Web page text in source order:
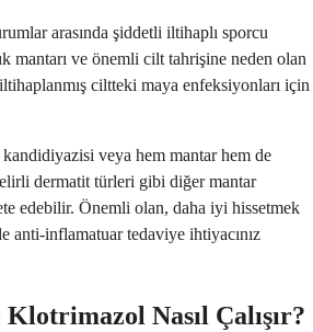
arasında şiddetli iltihaplı sporcu
mantarı ve önemli cilt tahrişine neden olan
ciltteki maya enfeksiyonları için
veya hem mantar hem de
dermatit türleri gibi diğer mantar
edebilir. Önemli olan, daha iyi hissetmek
anti-inflamatuar tedaviye ihtiyacınız
Nasıl Çalışır?